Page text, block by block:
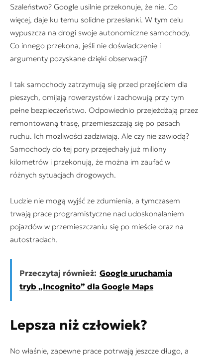
Szaleństwo? Google usilnie przekonuje, że nie. Co
więcej, daje ku temu solidne przesłanki. W tym celu
wypuszcza na drogi swoje autonomiczne samochody.
Co innego przekona, jeśli nie doświadczenie i
argumenty pozyskane dzięki obserwacji?
I tak samochody zatrzymują się przed przejściem dla
pieszych, omijają rowerzystów i zachowują przy tym
pełne bezpieczeństwo. Odpowiednio przejeżdżają przez
remontowaną trasę, przemieszczają się po pasach
ruchu. Ich możliwości zadziwiają. Ale czy nie zawiodą?
Samochody do tej pory przejechały już miliony
kilometrów i przekonują, że można im zaufać w
różnych sytuacjach drogowych.
Ludzie nie mogą wyjść ze zdumienia, a tymczasem
trwają prace programistyczne nad udoskonalaniem
pojazdów w przemieszczaniu się po mieście oraz na
autostradach.
Przeczytaj również: Google uruchamia
tryb „Incognito” dla Google Maps
Lepsza niż człowiek?
No właśnie, zapewne prace potrwają jeszcze długo, a